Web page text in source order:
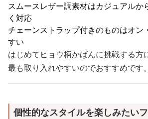
スムースレザー調素材はカジュアルか
く対応
チェーンストラップ付きのものはオン
すい
はじめてヒョウ柄かばんに挑戦する方
最も取り入れやすいのでおすすめです。
個性的なスタイルを楽しみたい